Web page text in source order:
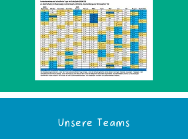
Unsere Teams